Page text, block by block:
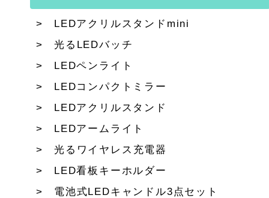
LEDアクリルスタンドmini
光るLEDバッチ
LEDペンライト
LEDコンパクトミラー
LEDアクリルスタンド
LEDアームライト
光るワイヤレス充電器
LED看板キーホルダー
電池式LEDキャンドル3点セット